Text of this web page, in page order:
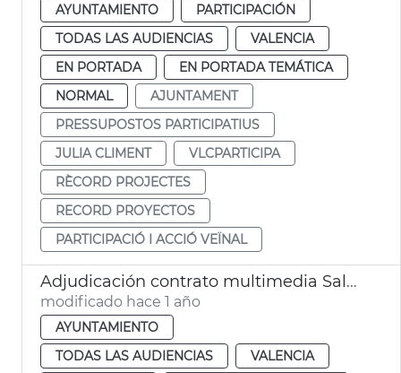
AYUNTAMIENTO
PARTICIPACIÓN
TODAS LAS AUDIENCIAS
VALENCIA
EN PORTADA
EN PORTADA TEMÁTICA
NORMAL
AJUNTAMENT
PRESSUPOSTOS PARTICIPATIUS
JULIA CLIMENT
VLCPARTICIPA
RÈCORD PROJECTES
RECORD PROYECTOS
PARTICIPACIÓ I ACCIÓ VEÏNAL
Adjudicación contrato multimedia Salón de Plenos Ayuntamiento València
modificado hace 1 año
AYUNTAMIENTO
TODAS LAS AUDIENCIAS
VALENCIA